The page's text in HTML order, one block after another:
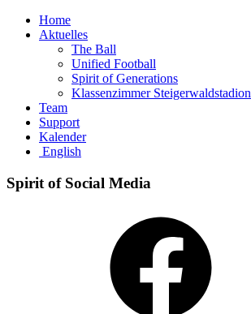
Home
Aktuelles
The Ball
Unified Football
Spirit of Generations
Klassenzimmer Steigerwaldstadion
Team
Support
Kalender
English
Spirit of Social Media